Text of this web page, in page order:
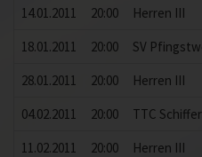
14.01.2011
20:00 Herren III
18.01.2011
20:00 SV
28.01.2011
20:00 Herren III
04.02.2011
20:00 TTC
11.02.2011
20:00 Herren III